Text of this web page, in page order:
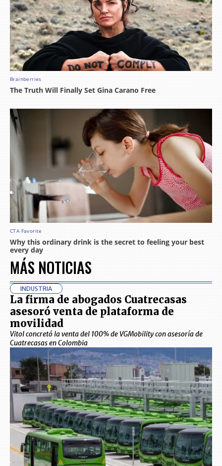
MÁS NOTICIAS
INDUSTRIA
La firma de abogados Cuatrecasas
asesoró venta de plataforma de
movilidad
Vitol concretó la venta del 100% de VGMobility con asesoría de
Cuatrecasas en Colombia